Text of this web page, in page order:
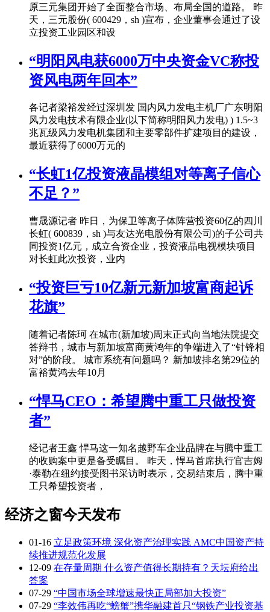
原三元集团开始了全面整合市场、布局全国的道路。 昨
天，三元股份( 600429，sh )宣布，企业董事会通过了设
立投资工业园区和设
“明阳风电获6000万中央资金VC称投
资风电两年回本”
各记者梁裕发经过深圳发 国内风力发电主机厂广东明阳
风力发电技术有限企业(以下简称明阳风力发电) ) 1.5~3
兆瓦级风力发电机集团和主要零部件扩建项目的建设，
最近获得了6000万元的
“长虹1亿投资液晶模组对等离子信心
不足？”
曹晟源记者 昨日，为保卫等离子体阵营投资60亿的四川
长虹( 600839，sh )与友达光电股份有限公司)的子公司共
同投资1亿元，成立合资企业，投资液晶电视模块项目
对长虹此次投资，业内
“投资巨亏10亿新元新加坡富商起诉
花旗”
随着记者陈珂 在城市(新加坡)周末正式向当地法院提交
答辩书，城市与新加坡富商黄鸿年的争端进入了“针锋相
对”的阶段。 城市系统有问题吗？ 新加坡排名第29位的
富裕黄鸿去年10月
“悍马CEO：希望腾中重工只做投资
者”
经记者王鑫 悍马这一知名越野车企业品牌在与腾中重工
的收购案中更是备受瞩目。 昨天，悍马首席执行官吉姆
·泰勒在纽约接受图书采访时表示，交易结束后，腾中重
工只希望投资者，
经济之窗今天发布
01-16 立足政策环境 深化资产治理实践 AMC中国资产持
续推进规范化发展
12-09 在存量周期 什么资产值得长期持有？天坛府给出
答案
07-29 “中国市场全球增速最快正局部加大投资”
07-29 “李效伟再吃“螃蟹”携华融建首只“钢铁产业投资基